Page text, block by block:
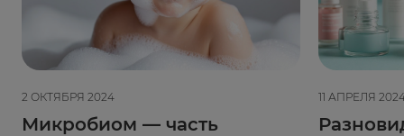
2 ОКТЯБРЯ 2024
Микробиом — часть
11 АПРЕЛЯ